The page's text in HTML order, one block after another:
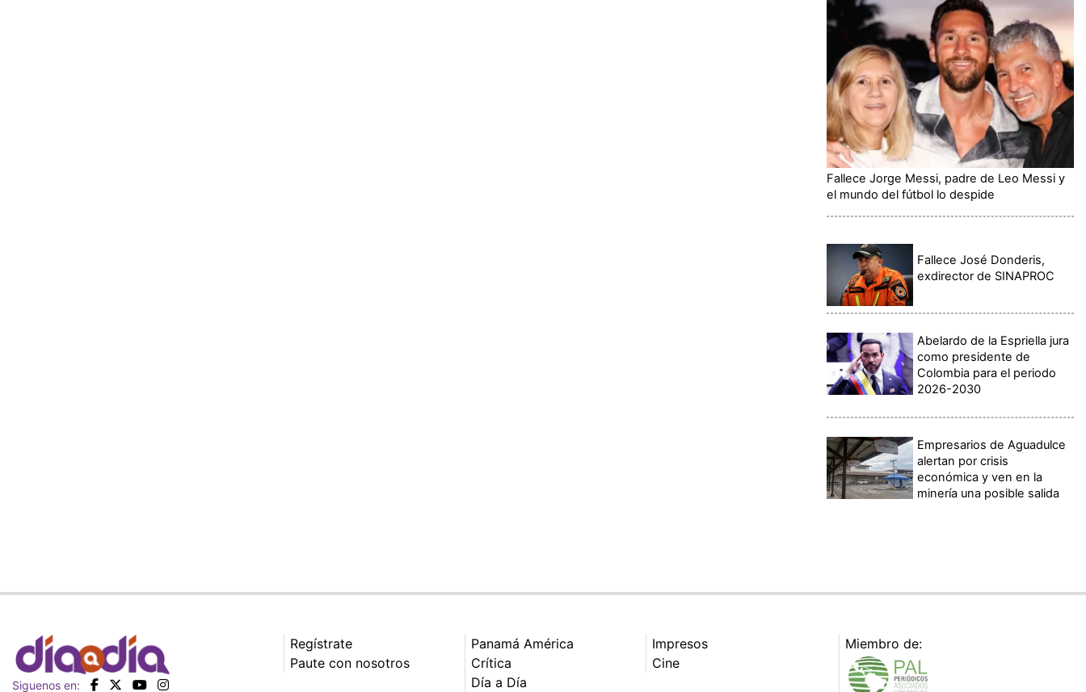
Fallece Jorge Messi, padre de Leo Messi y
el mundo del fútbol lo despide
Fallece José Donderis,
exdirector de SINAPROC
Abelardo de la Espriella jura
como presidente de
Colombia para el periodo
2026-2030
Empresarios de Aguadulce
alertan por crisis
económica y ven en la
minería una posible salida
Siguenos en:
Regístrate
Paute con nosotros
Panamá América
Crítica
Día a Día
Impresos
Cine
Miembro de: